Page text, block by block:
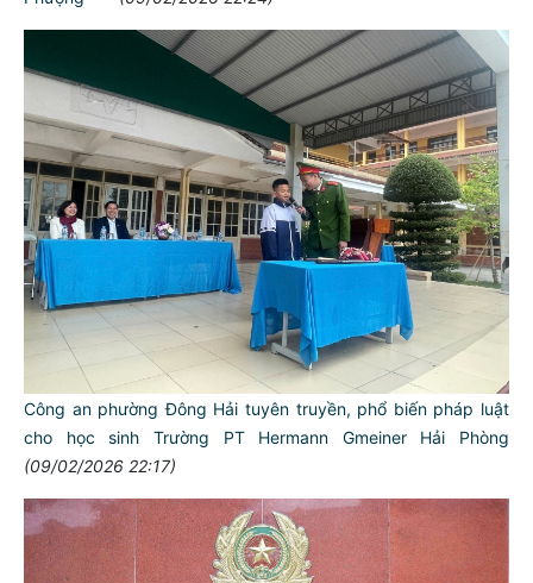
Công an phường Đông Hải tuyên truyền, phổ biến pháp luật
cho học sinh Trường PT Hermann Gmeiner Hải Phòng
(09/02/2026 22:17)